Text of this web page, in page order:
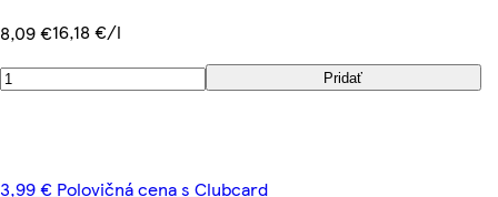
8,09 €16,18 €/l
Pridať
3,99 € Polovičná cena s Clubcard